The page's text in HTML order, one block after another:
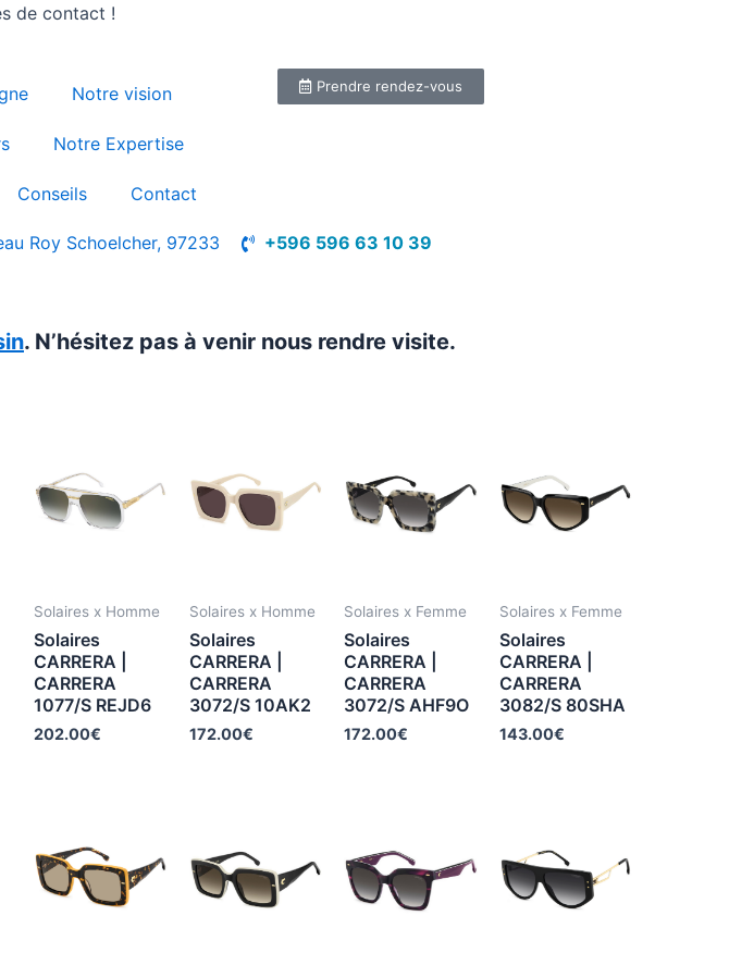
de contact !
Notre vision
Notre Expertise
Conseils Contact
Prendre rendez-vous
Roy Schoelcher, 97233 +596 596 63 10 39
. N’hésitez pas à venir nous rendre visite.
Solaires x Homme
Solaires
CARRERA |
CARRERA
1077/S REJD6
202.00€
Solaires x Homme
Solaires
CARRERA |
CARRERA
3072/S 10AK2
172.00€
Solaires x Femme
Solaires
CARRERA |
CARRERA
3072/S AHF9O
172.00€
Solaires x Femme
Solaires
CARRERA |
CARRERA
3082/S 80SHA
143.00€